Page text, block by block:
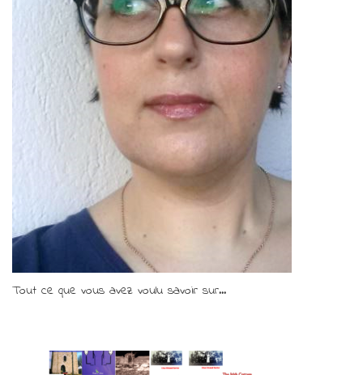
Tout ce que vous avez voulu savoir sur...